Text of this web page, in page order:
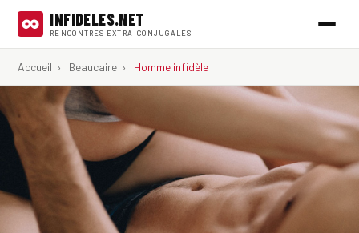
INFIDELES.NET
RENCONTRES EXTRA-CONJUGALES
Accueil › Beaucaire › Homme infidèle